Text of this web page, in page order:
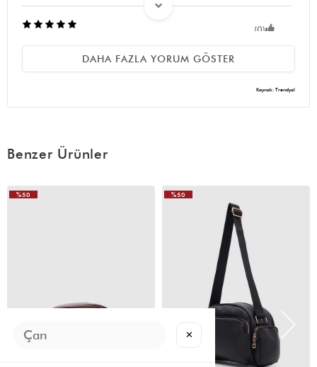
(0)
(0)
DAHA FAZLA YORUM GÖSTER
Kaynak: Trendyol
Benzer Ürünler
%50
%50
✕